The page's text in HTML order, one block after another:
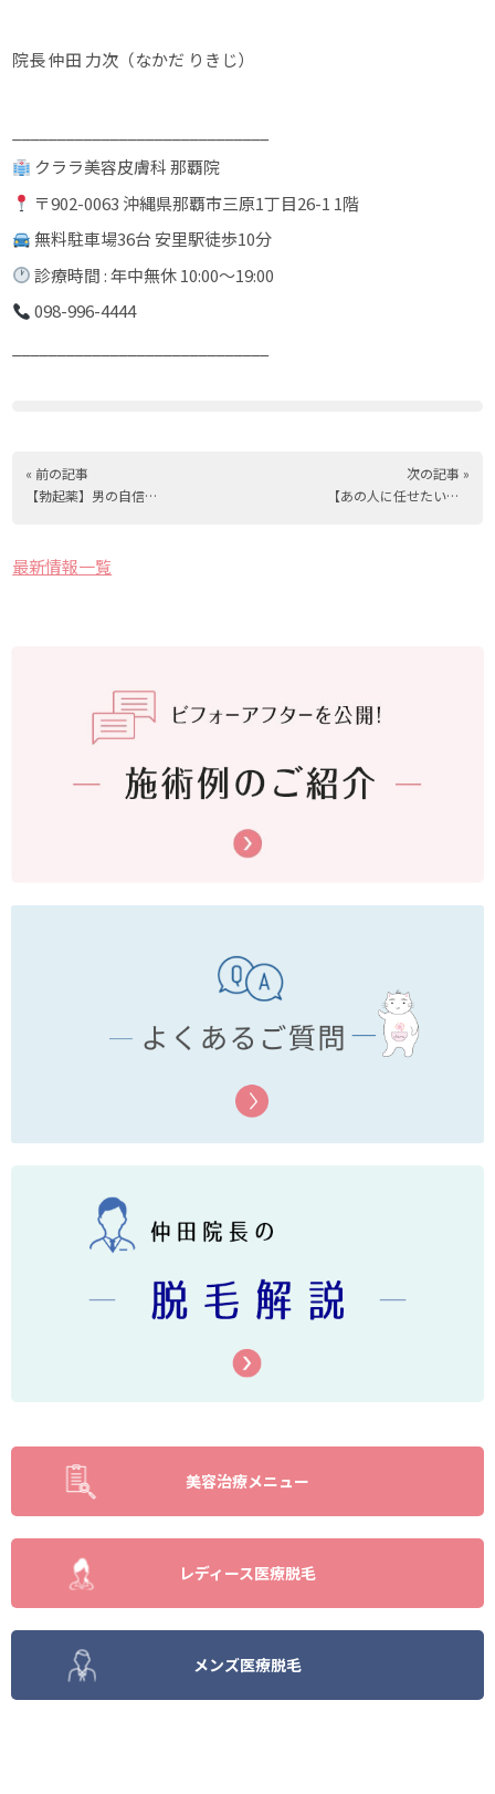
院長 仲田 力次（なかだ りきじ）
クララ美容皮膚科 那覇院
〒902-0063 沖縄県那覇市三原1丁目26-1 1階
無料駐車場36台 安里駅徒歩10分
診療時間 : 年中無休 10:00〜19:00
098-996-4444
« 前の記事
【勃起薬】男の自信を取り戻す。【ED薬】
次の記事 »
【あの人に任せたい】看護師を指名できます
最新情報一覧
美容治療メニュー
レディース医療脱毛
メンズ医療脱毛